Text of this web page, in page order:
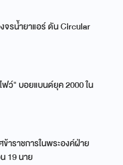
รน้ำยาแอร์ ดัน Circular
ว์" บอยแบนด์ยุค 2000 ใน
าราชการในพระองค์ฝ่าย
19 นาย